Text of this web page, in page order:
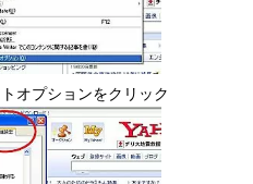
オプションをクリック